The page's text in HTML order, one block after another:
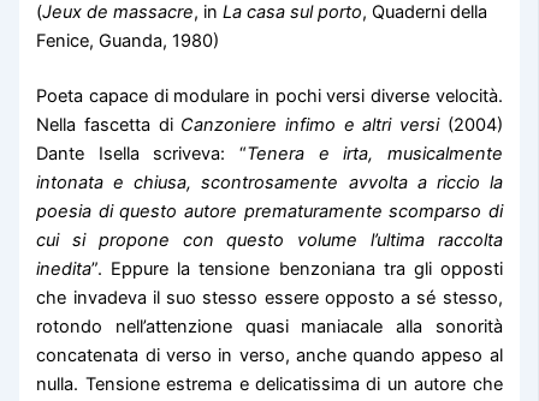
(Jeux de massacre, inLa casa sul porto, Quaderni della
Fenice, Guanda, 1980)
Poeta capace di modulare in pochi versi diverse velocità.
Nella fascetta di Canzoniere infimo e altri versi (2004)
Dante Isella scriveva: “Tenera e irta, musicalmente
intonata e chiusa, scontrosamente avvolta a riccio la
poesia di questo autore prematuramente scomparso di
cui si propone con questo volume l’ultima raccolta
inedita”. Eppure la tensione benzoniana tra gli opposti
che invadeva il suo stesso essere opposto a sé stesso,
rotondo nell’attenzione quasi maniacale alla sonorità
concatenata di verso in verso, anche quando appeso al
nulla. Tensione estrema e delicatissima di un autore che